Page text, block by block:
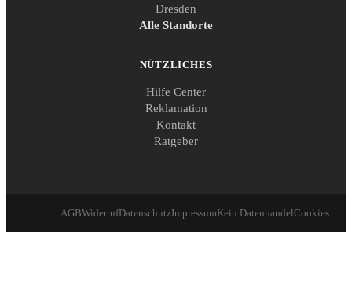
Dresden
Alle Standorte
NÜTZLICHES
Hilfe Center
Reklamation
Kontakt
Ratgeber
AGBWiderrufDatenschutzImpressumKein DatenhandelCookies